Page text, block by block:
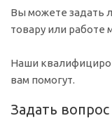
Вы можете задать
товару или работе
Наши
вам помогут.
Задать вопрос